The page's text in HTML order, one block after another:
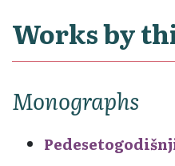
Works by
Monographs